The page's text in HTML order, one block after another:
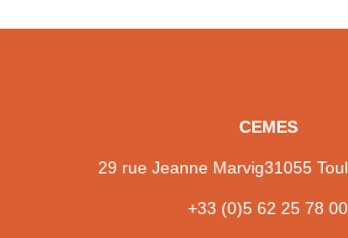
CEMES
29 rue Jeanne Marvig31055
+33 (0)5 62 25 78 00